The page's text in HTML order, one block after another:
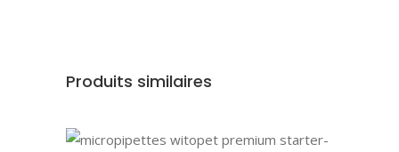
Produits similaires